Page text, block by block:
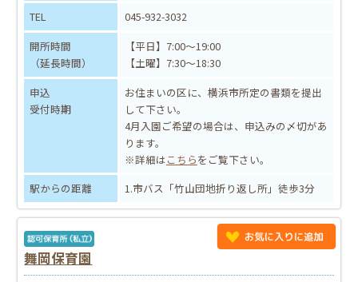
TEL
045-932-3032
開所時間
（延長時間）
【平日】7:00～19:00
【土曜】7:30～18:30
申込
受付時期
お住まいの区に、横浜市所定の書類を提出
して下さい。
4月入園ご希望の場合は、申込みの〆切があ
ります。
※詳細はこちらをご覧下さい。
駅からの距離
1.市バス「竹山団地折り返し所」徒歩3分
舞岡保育園